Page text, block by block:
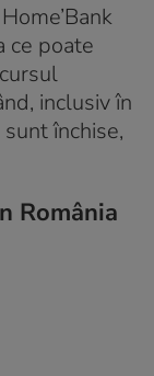
ce poate
inclusiv în
închise,
România